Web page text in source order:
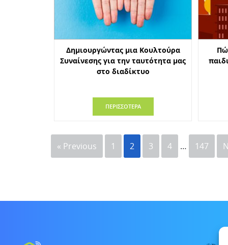
Δημιουργώντας μια Κουλτούρα
Συναίνεσης για την ταυτότητα μας
στο διαδίκτυο
ΠΕΡΙΣΣΟΤΕΡΑ
« Previous 1 2 3 4 … 147